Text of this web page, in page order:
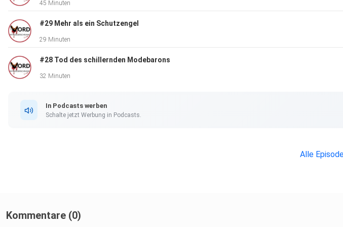
45 Minuten
#29 Mehr als ein Schutzengel
29 Minuten
#28 Tod des schillernden Modebarons
32 Minuten
In Podcasts werben
Schalte jetzt Werbung in Podcasts.
Alle
Kommentare (0)